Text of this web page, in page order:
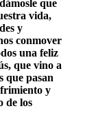
que
vida,
y
conmover
una feliz
que vino a
que pasan
y
de los